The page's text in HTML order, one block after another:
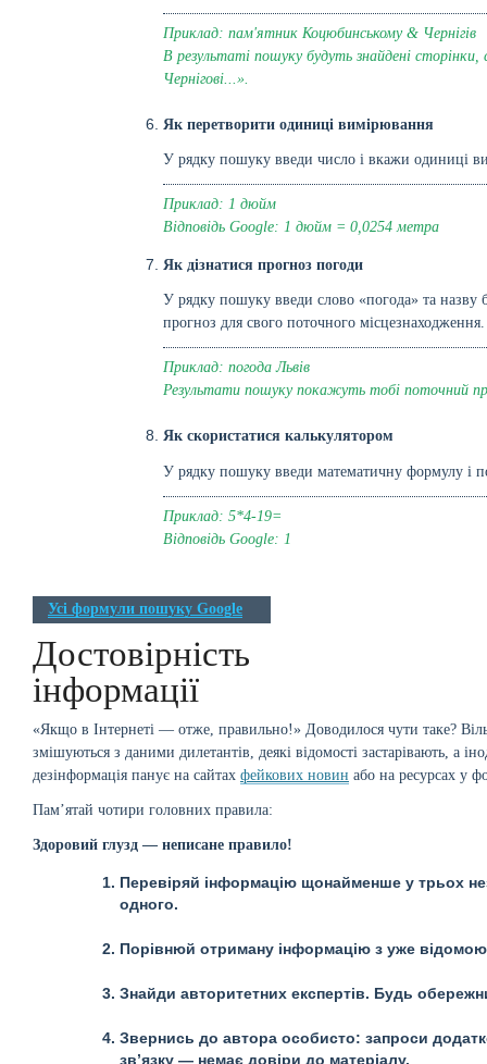
Приклад: пам'ятник Коцюбинському & Чернігів
В результаті пошуку будуть знайдені
Чернігові...».
Як перетворити одиниці вимірювання
У рядку пошуку введи число і вкажи одиниці
Приклад: 1 дюйм
Відповідь Google: 1 дюйм = 0,0254 метра
Як дізнатися прогноз погоди
У рядку пошуку введи слово «погода» та назву
прогноз для свого поточного місцезнаходження.
Приклад: погода Львів
Результати пошуку покажуть тобі поточний
Як скористатися калькулятором
У рядку пошуку введи математичну формулу і
Приклад: 5*4-19=
Відповідь Google: 1
Усі формули пошуку Google
Достовірність
інформації
«Якщо в Інтернеті — отже, правильно!» Доводилося чути таке?
змішуються з даними дилетантів, деякі відомості застарівають, а
дезінформація панує на сайтах фейкових новин або на ресурсах у
Пам’ятай чотири головних правила:
Здоровий глузд — неписане правило!
Перевіряй інформацію щонайменше у трьох
одного.
Порівнюй отриману інформацію з уже відомою
Знайди авторитетних експертів. Будь
Звернись до автора особисто: запроси
зв’язку — немає довіри до матеріалу.